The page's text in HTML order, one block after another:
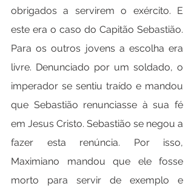
obrigados a servirem o exército. E
este era o caso do Capitão Sebastião.
Para os outros jovens a escolha era
livre. Denunciado por um soldado, o
imperador se sentiu traído e mandou
que Sebastião renunciasse à sua fé
em Jesus Cristo. Sebastião se negou a
fazer esta renúncia. Por isso,
Maximiano mandou que ele fosse
morto para servir de exemplo e